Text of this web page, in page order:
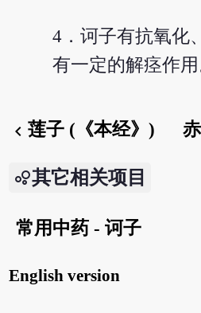
4．诃子有抗氧化
有一定的解痉作用
chevron_left莲子 (《本经》)
其它相关项目
常用中药 - 诃子
English version